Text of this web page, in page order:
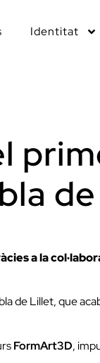
Identitat
a la
de Lillet, que
FormArt3D,